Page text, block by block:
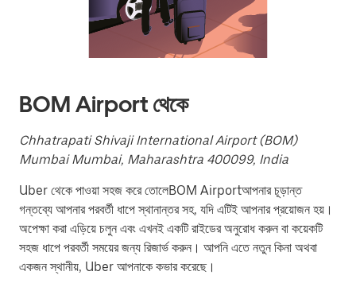
to
close
calendar.
BOM Airport থেকে
Chhatrapati Shivaji International Airport (BOM)
Mumbai Mumbai, Maharashtra 400099, India
Uber থেকে পাওয়া সহজ করে তোলেBOM Airportআপনার চূড়ান্ত
গন্তব্যে আপনার পরবর্তী ধাপে স্থানান্তর সহ, যদি এটিই আপনার প্রয়োজন হয়।
অপেক্ষা করা এড়িয়ে চলুন এবং এখনই একটি রাইডের অনুরোধ করুন বা কয়েকটি
সহজ ধাপে পরবর্তী সময়ের জন্য রিজার্ভ করুন। আপনি এতে নতুন কিনা অথবা
একজন স্থানীয়, Uber আপনাকে কভার করেছে।